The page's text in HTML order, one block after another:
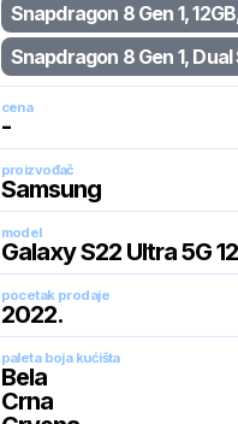
Snapdragon 8 Gen 1,
Snapdragon 8 Gen 1, Dual
cena
-
proizvođač
Samsung
model
Galaxy S22 Ultra 5G
pocetak prodaje
2022.
paleta boja kućišta
Bela
Crna